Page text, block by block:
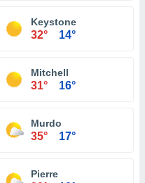
Keystone
32° 14°
Mitchell
31° 16°
Murdo
35° 17°
Pierre